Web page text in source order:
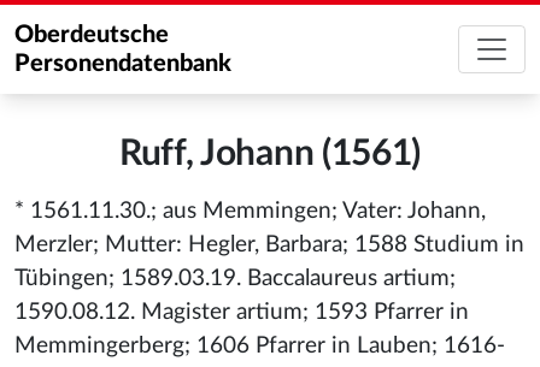
Oberdeutsche
Personendatenbank
Ruff, Johann (1561)
* 1561.11.30.; aus Memmingen; Vater: Johann,
Merzler; Mutter: Hegler, Barbara; 1588 Studium in
Tübingen; 1589.03.19. Baccalaureus artium;
1590.08.12. Magister artium; 1593 Pfarrer in
Memmingerberg; 1606 Pfarrer in Lauben; 1616-